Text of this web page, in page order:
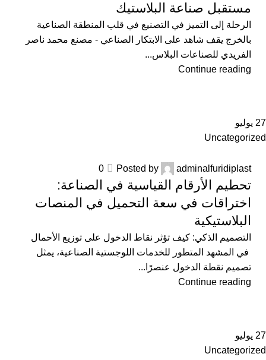
مستقبل صناعة البلاستيك
الرحلة إلى التميز في التصنيع في قلب المنطقة الصناعية
بالخرج يقف شاهد على الابتكار الصناعي - مصنع محمد ناصر
الفريدي للصناعات البلاس...
Continue reading
27 يوليو
Uncategorized
Posted by adminalfuridiplast
0
تحطيم الأرقام القياسية في الصناعة:
اختراقات في سعة التحميل في المنصات
البلاستيكية
التصميم الذكي: كيف تؤثر نقاط الدخول على توزيع الأحمال
في المشهد المتطور للخدمات اللوجستية الصناعية، يمثل
تصميم نقطة الدخول عنصرًا...
Continue reading
27 يوليو
Uncategorized